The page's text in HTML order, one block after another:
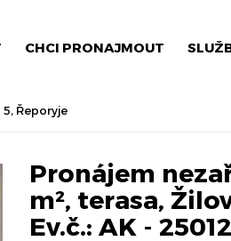
CHCI PRONAJMOUT
Řeporyje
Pronájem
m², terasa,
Ev.č.: AK -